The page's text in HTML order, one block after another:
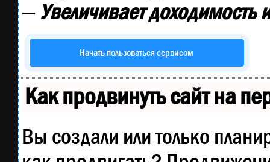
— Увеличивает доходимость
Начать пользоваться сервисом
Как продвинуть сайт на
Вы создали или только